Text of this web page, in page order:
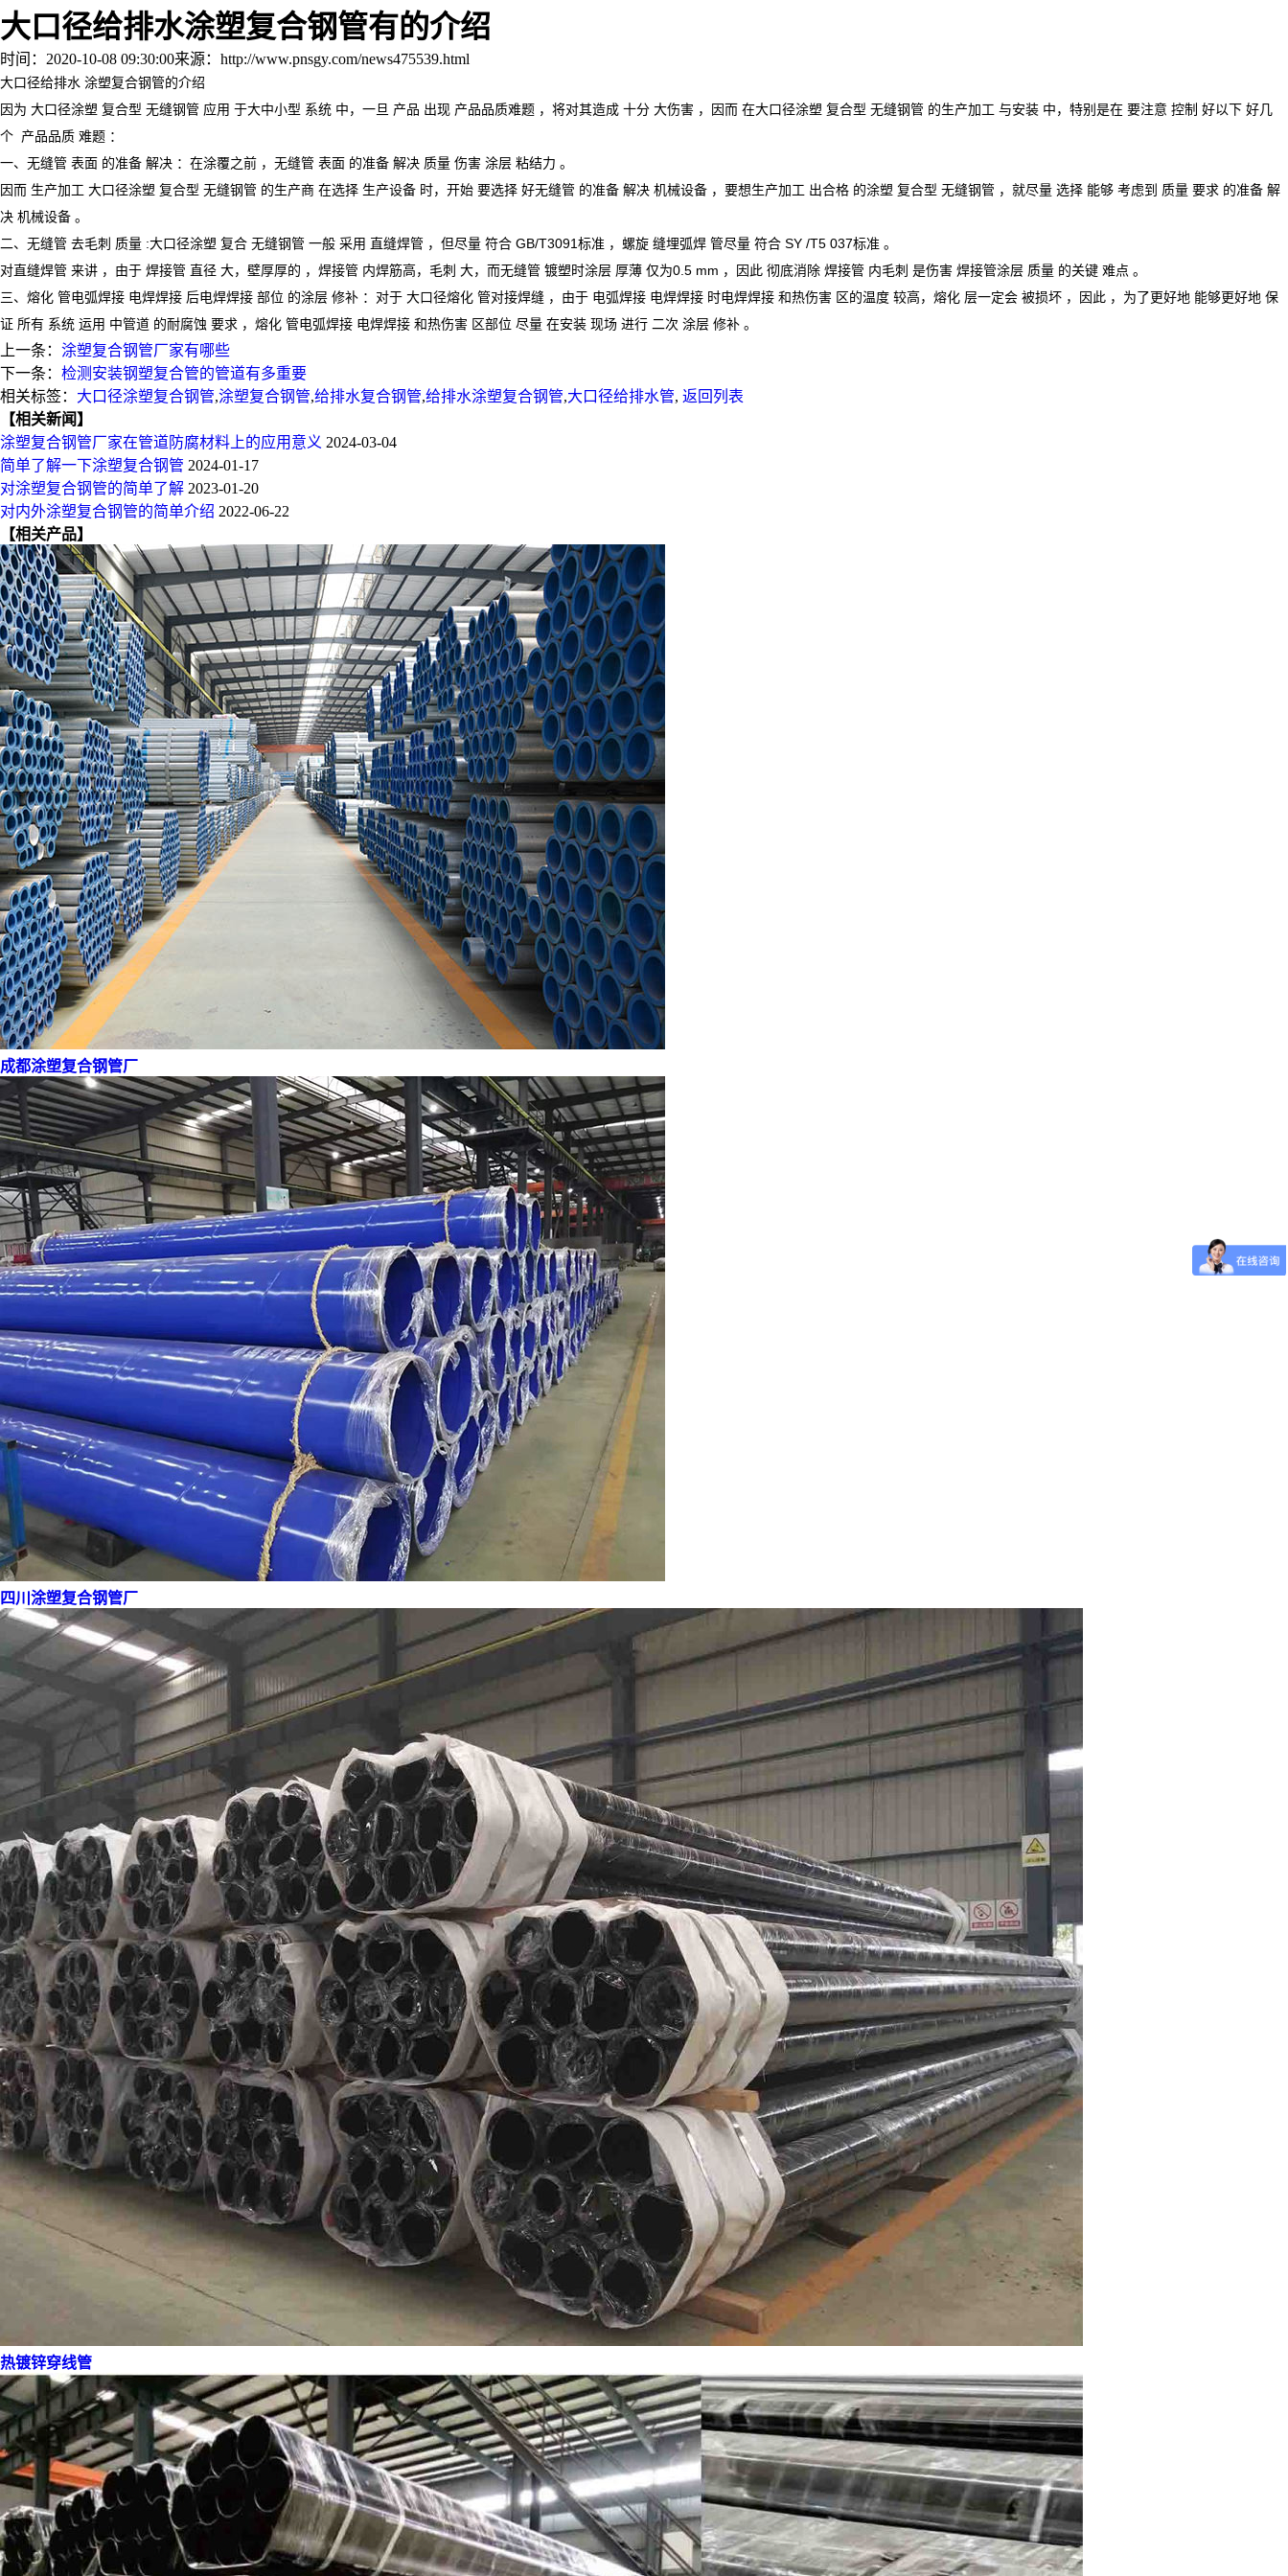
大口径给排水涂塑复合钢管有的介绍
时间：2020-10-08 09:30:00来源：http://www.pnsgy.com/news475539.html
大口径给排水 涂塑复合钢管的介绍
因为 大口径涂塑 复合型 无缝钢管 应用 于大中小型 系统 中，一旦 产品 出现 产品品质难题 ，将对其造成 十分 大伤害 ， 因而 在大口径涂塑 复合型 无缝钢管 的生产加工 与安装 中， 特别是在 要注意 控制 好以下 好几
个 产品品质 难题 ：
一、 无缝管 表面 的准备 解决 ：在涂覆之前 ， 无缝管 表面 的准备 解决 质量 伤害 涂层 粘结力 。
因而 生产加工 大口径涂塑 复合型 无缝钢管 的生产商 在选择 生产设备 时， 开始 要选择 好无缝管 的准备 解决 机械设备 ，要想生产加工 出合格 的涂塑 复合型 无缝钢管 ，就尽量 选择 能够 考虑到 质量 要求 的准备 解
决 机械设备 。
二、无缝管 去毛刺 质量 :大口径涂塑 复合 无缝钢管 一般 采用 直缝焊管 ，但尽量 符合 GB/T3091标准 ，螺旋 缝埋弧焊 管尽量 符合 SY /T5 037标准 。
对直缝焊管 来讲 ， 由于 焊接管 直径 大，壁厚厚的 ， 焊接管 内焊筋高， 毛刺 大，而无缝管 镀塑时涂层 厚薄 仅为0.5 mm ， 因此 彻底消除 焊接管 内毛刺 是伤害 焊接管涂层 质量 的关键 难点 。
三、 熔化 管电弧焊接 电焊焊接 后电焊焊接 部位 的涂层 修补 ： 对于 大口径熔化 管对接焊缝 ， 由于 电弧焊接 电焊焊接 时电焊焊接 和热伤害 区的温度 较高， 熔化 层一定会 被损坏 ， 因此 ， 为了更好地 能够更好地 保
证 所有 系统 运用 中管道 的耐腐蚀 要求 ， 熔化 管电弧焊接 电焊焊接 和热伤害 区部位 尽量 在安装 现场 进行 二次 涂层 修补 。
上一条： 涂塑复合钢管厂家有哪些
下一条： 检测安装钢塑复合管的管道有多重要
相关标签： 大口径涂塑复合钢管,涂塑复合钢管,给排水复合钢管,给排水涂塑复合钢管,大口径给排水管, 返回列表
【相关新闻】
涂塑复合钢管厂家在管道防腐材料上的应用意义 2024-03-04
简单了解一下涂塑复合钢管 2024-01-17
对涂塑复合钢管的简单了解 2023-01-20
对内外涂塑复合钢管的简单介绍 2022-06-22
【相关产品】
成都涂塑复合钢管厂
四川涂塑复合钢管厂
热镀锌穿线管